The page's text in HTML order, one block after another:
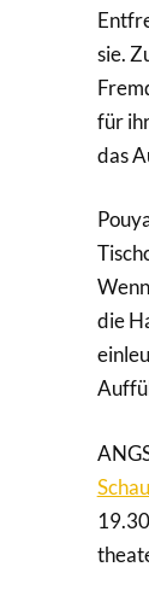
sie.
für
das
die